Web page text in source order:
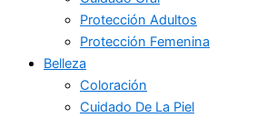
Protección Adultos
Protección Femenina
Belleza
Coloración
Cuidado De La Piel